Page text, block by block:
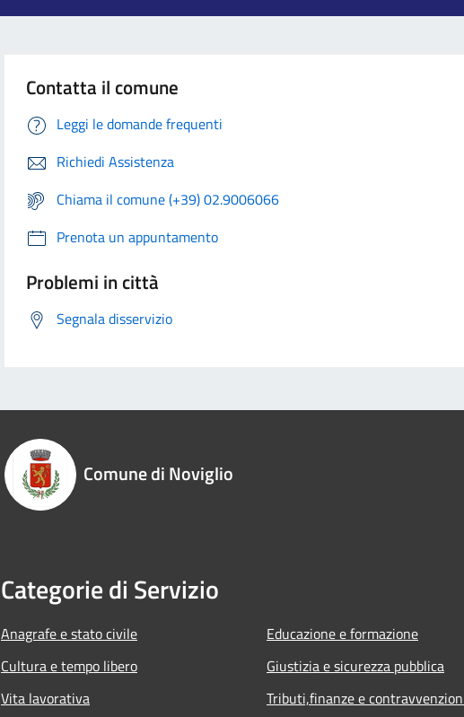
Contatta il comune
Leggi le domande frequenti
Richiedi Assistenza
Chiama il comune (+39) 02.9006066
Prenota un appuntamento
Problemi in città
Segnala disservizio
Comune di Noviglio
Categorie di Servizio
Anagrafe e stato civile
Cultura e tempo libero
Vita lavorativa
Educazione e formazione
Giustizia e sicurezza pubblica
Tributi,finanze e